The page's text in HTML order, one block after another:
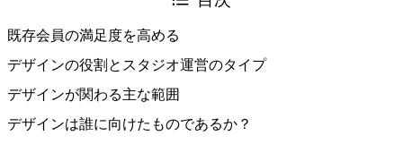
既存会員の満足度を高める
デザインの役割とスタジオ運営のタイプ
デザインが関わる主な範囲
デザインは誰に向けたものであるか？